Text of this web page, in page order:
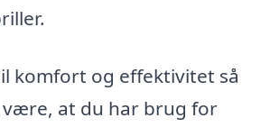
komfort og effektivitet så
være, at du har brug for